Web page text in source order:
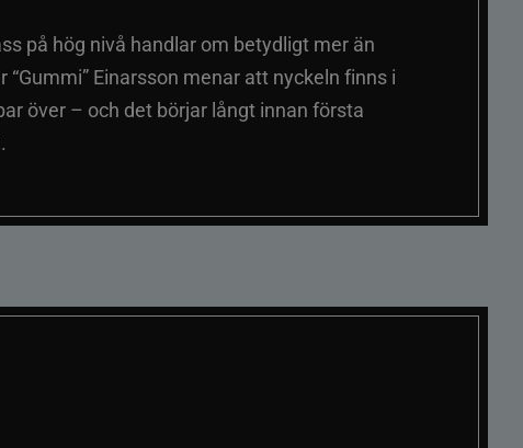
på hög nivå handlar om betydligt mer än
“Gummi” Einarsson menar att nyckeln finns i
över – och det börjar långt innan första